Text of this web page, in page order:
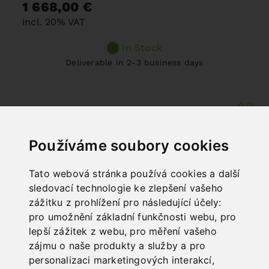
Používáme soubory cookies
Tato webová stránka používá cookies a další
sledovací technologie ke zlepšení vašeho
zážitku z prohlížení pro následující účely:
pro umožnění základní funkčnosti webu, pro
lepší zážitek z webu, pro měření vašeho
zájmu o naše produkty a služby a pro
personalizaci marketingových interakcí,
1 668,00 €
incl. 20% VAT
In Stock
Deliverable in 2-3 business days